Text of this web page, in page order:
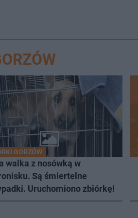
GORZÓW
walka z nosówką w
Są śmiertelne
Uruchomiono zbiórkę!